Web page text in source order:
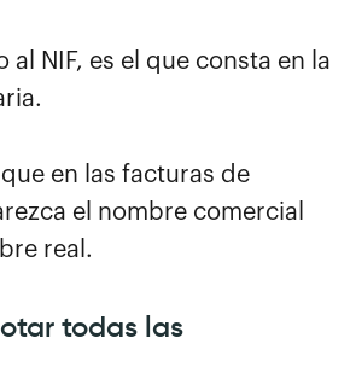
al NIF, es el que consta en la
en las facturas de
el nombre comercial
real.
todas las